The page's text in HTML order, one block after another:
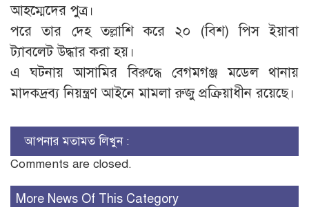
আহম্মেদের পুত্র।
পরে তার দেহ তল্লাশি করে ২০ (বিশ) পিস ইয়াবা
ট্যাবলেট উদ্ধার করা হয়।
এ ঘটনায় আসামির বিরুদ্ধে বেগমগঞ্জ মডেল থানায়
মাদকদ্রব্য নিয়ন্ত্রণ আইনে মামলা রুজু প্রক্রিয়াধীন রয়েছে।
আপনার মতামত লিখুন :
Comments are closed.
More News Of This Category